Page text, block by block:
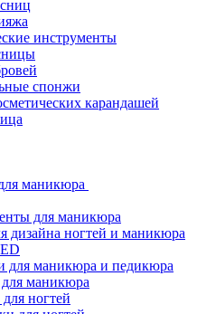
инструменты
спонжи
карандашей
маникюра
для маникюра
дизайна ногтей и маникюра
маникюра и педикюра
маникюра
ногтей